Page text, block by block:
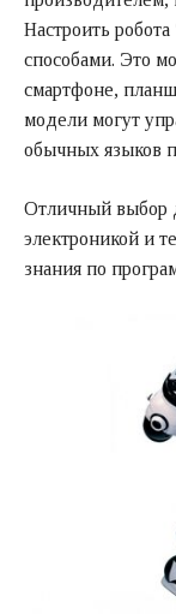
Настроить
способами. Это
смартфоне,
модели могут
обычных языков
Отличный выбор
электроникой и
знания по